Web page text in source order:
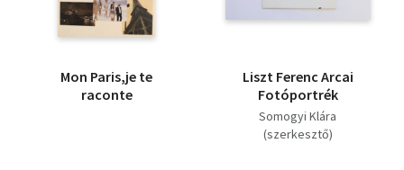
Mon Paris,je te
raconte
Liszt Ferenc Arcai
Fotóportrék
Somogyi Klára
(szerkesztő)